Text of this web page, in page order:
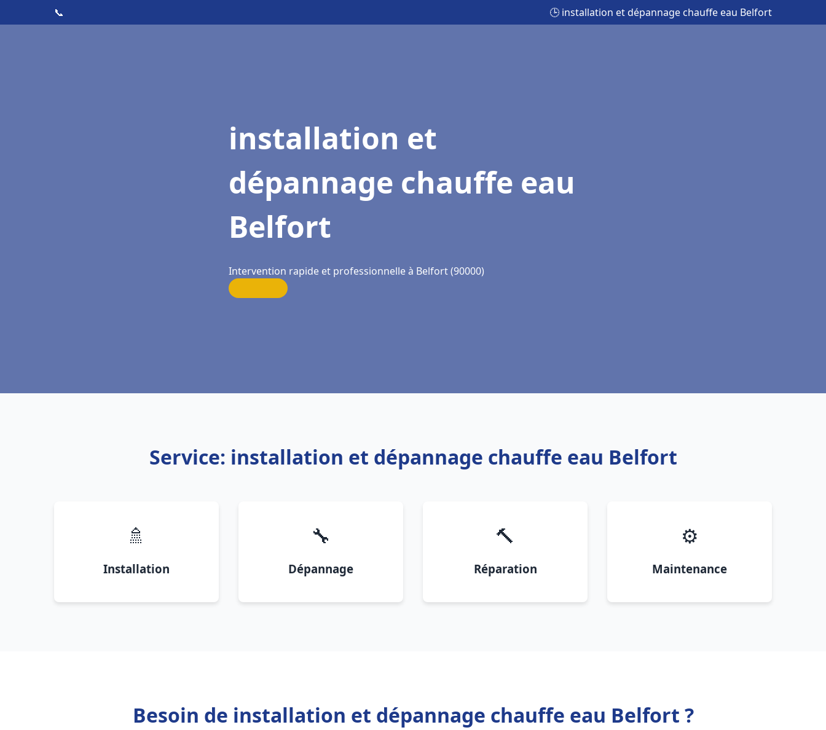
📞 🕒 installation et dépannage chauffe eau Belfort
installation et
dépannage chauffe eau
Belfort
Intervention rapide et professionnelle à Belfort (90000)
Service: installation et dépannage chauffe eau Belfort
🚿
Installation
🔧
Dépannage
🔨
Réparation
⚙️
Maintenance
Besoin de installation et dépannage chauffe eau Belfort ?